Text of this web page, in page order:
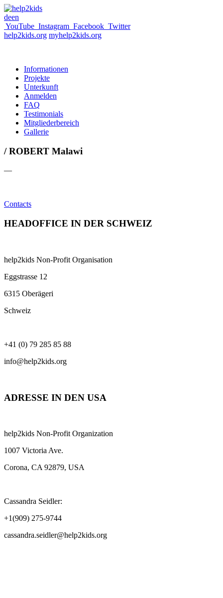
deen
YouTube Instagram Facebook Twitter
help2kids.org myhelp2kids.org
Informationen
Projekte
Unterkunft
Anmelden
FAQ
Testimonials
Mitgliederbereich
Gallerie
/ ROBERT Malawi
—
Contacts
HEADOFFICE IN DER SCHWEIZ
help2kids Non-Profit Organisation
Eggstrasse 12
6315 Oberägeri
Schweiz
+41 (0) 79 285 85 88
info@help2kids.org
ADRESSE IN DEN USA
help2kids Non-Profit Organization
1007 Victoria Ave.
Corona, CA 92879, USA
Cassandra Seidler:
+1(909) 275-9744
cassandra.seidler@help2kids.org